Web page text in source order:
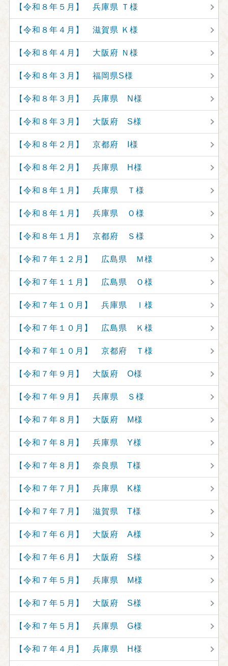
【令和８年５月】 兵庫県 Ｔ様
【令和８年４月】 滋賀県 Ｋ様
【令和８年４月】 大阪府 Ｎ様
【令和８年３月】 福岡県S様
【令和８年３月】 兵庫県 N様
【令和８年３月】 大阪府 S様
【令和８年２月】 京都府 I様
【令和８年２月】 兵庫県 H様
【令和８年１月】 兵庫県 Ｔ様
【令和８年１月】 兵庫県 Ｏ様
【令和８年１月】 京都府 Ｓ様
【令和７年１２月】 広島県 Ｍ様
【令和７年１１月】 広島県 Ｏ様
【令和７年１０月】 兵庫県 Ｉ様
【令和７年１０月】 広島県 Ｋ様
【令和７年１０月】 京都府 Ｔ様
【令和７年９月】 大阪府 O様
【令和７年９月】 兵庫県 Ｓ様
【令和７年８月】 大阪府 M様
【令和７年８月】 兵庫県 Y様
【令和７年８月】 奈良県 T様
【令和７年７月】 兵庫県 K様
【令和７年７月】 滋賀県 T様
【令和７年６月】 大阪府 A様
【令和７年６月】 大阪府 S様
【令和７年５月】 兵庫県 M様
【令和７年５月】 大阪府 S様
【令和７年５月】 兵庫県 G様
【令和７年４月】 兵庫県 H様